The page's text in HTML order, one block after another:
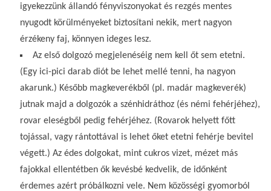
igyekezzünk állandó fényviszonyokat és rezgés mentes
nyugodt körülményeket biztosítani nekik, mert nagyon
érzékeny faj, könnyen ideges lesz.
Az első dolgozó megjelenéséig nem kell őt sem etetni.
(Egy ici-pici darab diót be lehet mellé tenni, ha nagyon
akarunk.) Később magkeverékből (pl. madár magkeverék)
jutnak majd a dolgozók a szénhidráthoz (és némi fehérjéhez),
rovar eleségből pedig fehérjéhez. (Rovarok helyett főtt
tojással, vagy rántottával is lehet őket etetni fehérje bevitel
végett.) Az édes dolgokat, mint cukros vizet, mézet más
fajokkal ellentétben ők kevésbé kedvelik, de időnként
érdemes azért próbálkozni vele. Nem közösségi gyomorból